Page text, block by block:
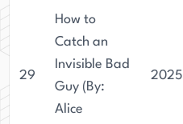
29
How to
Catch an
Invisible Bad
Guy (By:
Alice
2025